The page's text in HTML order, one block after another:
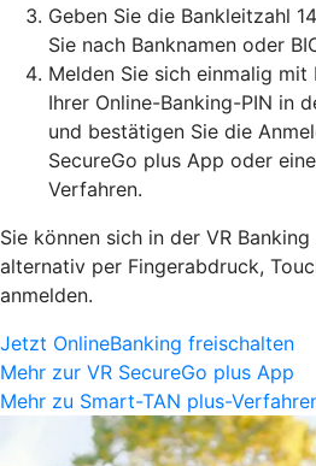
Geben Sie die Bankleitzahl
Sie nach Banknamen oder
Melden Sie sich einmalig mit
Ihrer Online-Banking-PIN in
und bestätigen Sie die
SecureGo plus App oder
Verfahren.
Sie können sich in der VR
alternativ per Fingerabdruck,
anmelden.
Jetzt OnlineBanking freischalten
Mehr zur VR SecureGo plus App
Mehr zu Smart-TAN plus-